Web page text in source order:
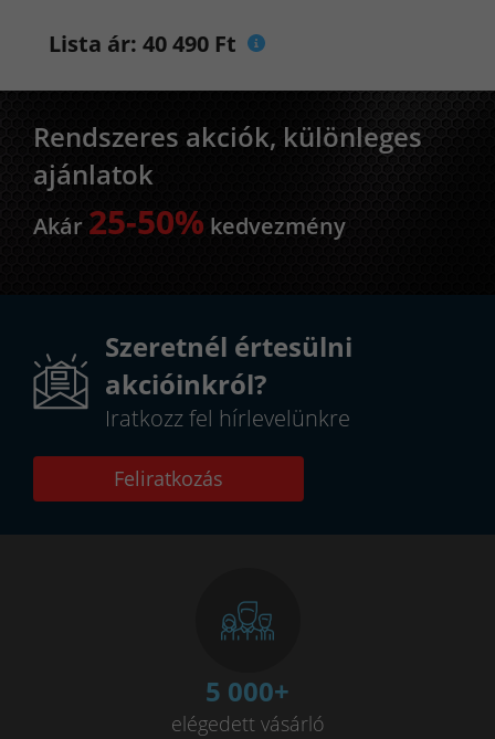
Lista ár: 40 490 Ft
Rendszeres akciók, különleges
ajánlatok
Akár 25-50% kedvezmény
Szeretnél értesülni
akcióinkról?
Iratkozz fel hírlevelünkre
Feliratkozás
5 000+
elégedett vásárló